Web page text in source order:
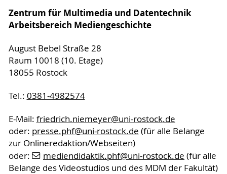
Zentrum für Multimedia und Datentechnik
Arbeitsbereich Mediengeschichte
August Bebel Straße 28
Raum 10018 (10. Etage)
18055 Rostock
Tel.: 0381-4982574
E-Mail: friedrich.niemeyer@uni-rostock.de
oder: presse.phf@uni-rostock.de (für alle Belange
zur Onlineredaktion/Webseiten)
oder:
mediendidaktik.phf@uni-rostock.de (für alle
Belange des Videostudios und des MDM der Fakultät)